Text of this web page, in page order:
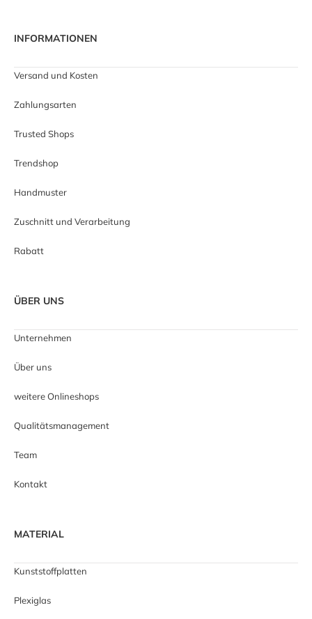
INFORMATIONEN
Versand und Kosten
Zahlungsarten
Trusted Shops
Trendshop
Handmuster
Zuschnitt und Verarbeitung
Rabatt
ÜBER UNS
Unternehmen
Über uns
weitere Onlineshops
Qualitätsmanagement
Team
Kontakt
MATERIAL
Kunststoffplatten
Plexiglas